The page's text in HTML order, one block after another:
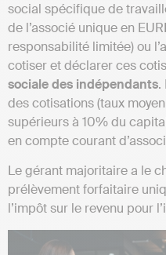
social spécifique de
de l’associé unique en
responsabilité limitée) ou
cotiser et déclarer ces
sociale des indépendants.
des cotisations (taux
supérieurs à 10% du
en compte courant
Le gérant majoritaire a le
prélèvement forfaitaire
l’impôt sur le revenu pour